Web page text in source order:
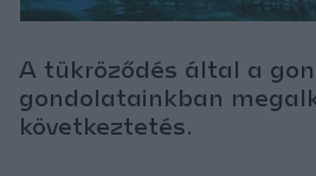
A tükröződés által a
gondolatainkban
következtetés.